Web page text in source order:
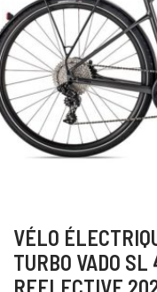
VÉLO
TURBO VADO